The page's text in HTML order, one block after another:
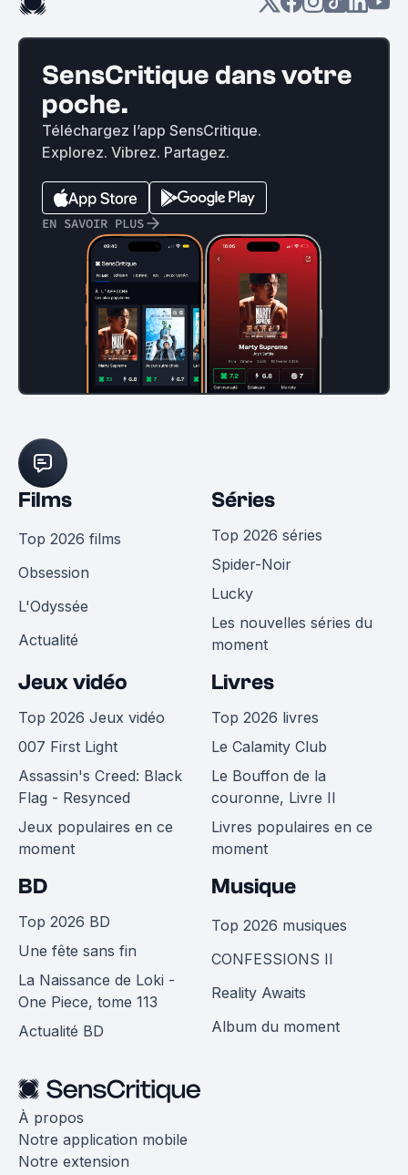
SensCritique dans votre
poche.
Téléchargez l’app SensCritique.
Explorez. Vibrez. Partagez.
EN SAVOIR PLUS
Films
Top 2026 films
Obsession
L'Odyssée
Actualité
Séries
Top 2026 séries
Spider-Noir
Lucky
Les nouvelles séries du
moment
Jeux vidéo
Top 2026 Jeux vidéo
007 First Light
Assassin's Creed: Black
Flag - Resynced
Jeux populaires en ce
moment
Livres
Top 2026 livres
Le Calamity Club
Le Bouffon de la
couronne, Livre II
Livres populaires en ce
moment
BD
Top 2026 BD
Une fête sans fin
La Naissance de Loki -
One Piece, tome 113
Actualité BD
Musique
Top 2026 musiques
CONFESSIONS II
Reality Awaits
Album du moment
À propos
Notre application mobile
Notre extension